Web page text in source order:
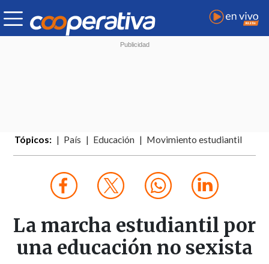
Tópicos: País Educación Movimiento estudiantil
La marcha estudiantil por
una educación no sexista